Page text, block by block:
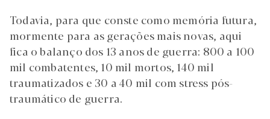
Todavia, para que conste como memória futura,
mormente para as gerações mais novas, aqui
fica o balanço dos 13 anos de guerra: 800 a 100
mil combatentes, 10 mil mortos, 140 mil
traumatizados e 30 a 40 mil com stress pós-
traumático de guerra.